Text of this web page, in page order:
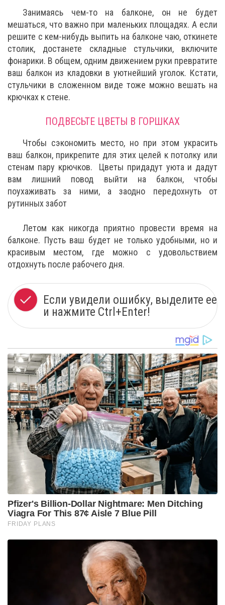
Занимаясь чем-то на балконе, он не будет
мешаться, что важно при маленьких площадях. А если
решите с кем-нибудь выпить на балконе чаю, откинете
столик, достанете складные стульчики, включите
фонарики. В общем, одним движением руки превратите
ваш балкон из кладовки в уютнейший уголок. Кстати,
стульчики в сложенном виде тоже можно вешать на
крючках к стене.
ПОДВЕСЬТЕ ЦВЕТЫ В ГОРШКАХ
Чтобы сэкономить место, но при этом украсить
ваш балкон, прикрепите для этих целей к потолку или
стенам пару крючков. Цветы придадут уюта и дадут
вам лишний повод выйти на балкон, чтобы
поухаживать за ними, а заодно передохнуть от
рутинных забот
Летом как никогда приятно провести время на
балконе. Пусть ваш будет не только удобными, но и
красивым местом, где можно с удовольствием
отдохнуть после рабочего дня.
Если увидели ошибку, выделите ее
и нажмите Ctrl+Enter!
Pfizer's Billion-Dollar Nightmare: Men Ditching
Viagra For This 87¢ Aisle 7 Blue Pill
FRIDAY PLANS